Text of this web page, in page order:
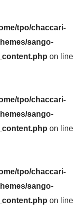
tpo/chaccari-
sango-
on line
tpo/chaccari-
sango-
on line
tpo/chaccari-
sango-
on line